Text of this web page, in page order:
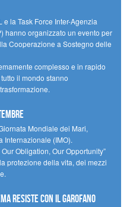
e la Task Force Inter-Agenzia
hanno organizzato un evento per
Cooperazione a Sostegno delle
complesso e in rapido
il mondo stanno
Mondiale dei Mari,
Internazionale (IMO).
Obligation, Our Opportunity”
protezione della vita, dei mezzi
resiste con il Garofano